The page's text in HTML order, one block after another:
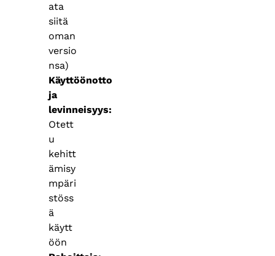
ata
siitä
oman
versio
nsa)
Käyttöönotto
ja
levinneisyys
Otett
u
kehitt
ämisy
mpäri
stöss
ä
käytt
öön